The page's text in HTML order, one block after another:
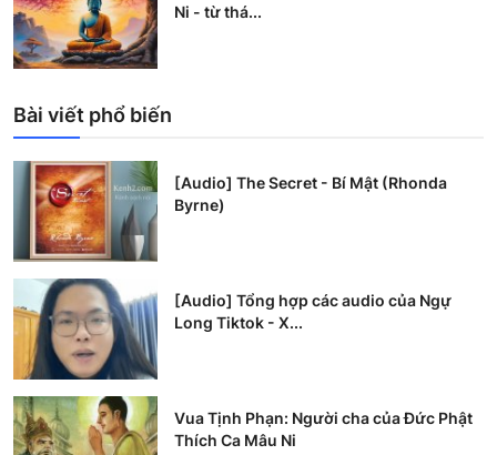
Ni - từ thá...
Bài viết phổ biến
[Audio] The Secret - Bí Mật (Rhonda
Byrne)
[Audio] Tổng hợp các audio của Ngự
Long Tiktok - X...
Vua Tịnh Phạn: Người cha của Đức Phật
Thích Ca Mâu Ni